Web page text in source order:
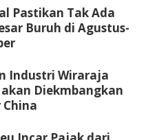
Pastikan Tak Ada
Buruh di Agustus-
Industri Wiraraja
Diekmbangkan